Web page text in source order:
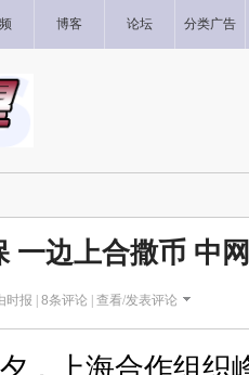
博客 论坛 分类广告
一边上合撒币 中
时报 | 8条评论 | 查看/发表评论
，上海合作组织